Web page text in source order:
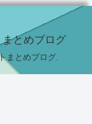
とめブログ
まとめブログ.